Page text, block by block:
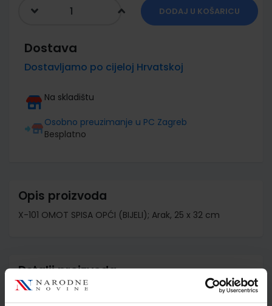
DODAJ U KOŠARICU
Dostava
Dostavljamo po cijeloj Hrvatskoj
Na skladištu
Osobno preuzimanje u PC Zagreb
Besplatno
Opis proizvoda
X-101 OMOT SPISA OPĆI (BIJELI); Arak, 25 x 32 cm
Detalji proizvoda
Šifra proizvoda